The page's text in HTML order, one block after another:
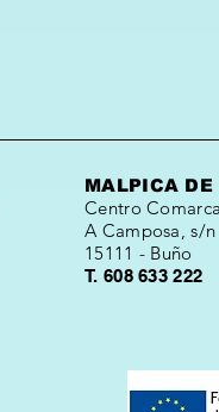
MALPICA
Centro
A Camposa, s/n
15111 - Buño
T. 608 633 222